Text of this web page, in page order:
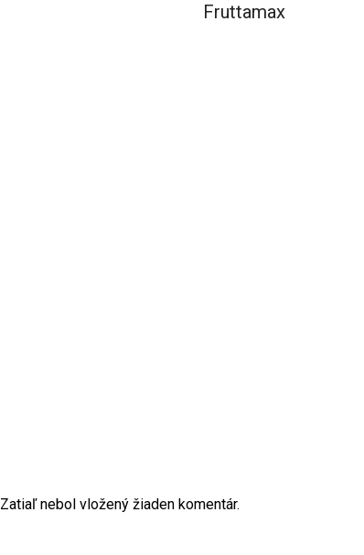
Fruttamax
Zatiaľ nebol vložený žiaden komentár.